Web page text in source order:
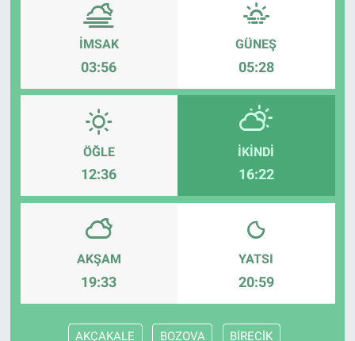
İMSAK
03:56
GÜNEŞ
05:28
ÖĞLE
12:36
İKINDI
16:22
AKŞAM
19:33
YATSI
20:59
AKÇAKALE BOZOVA BİRECİK
Magazin
Politika
Resmi İlanlar
Sağlık